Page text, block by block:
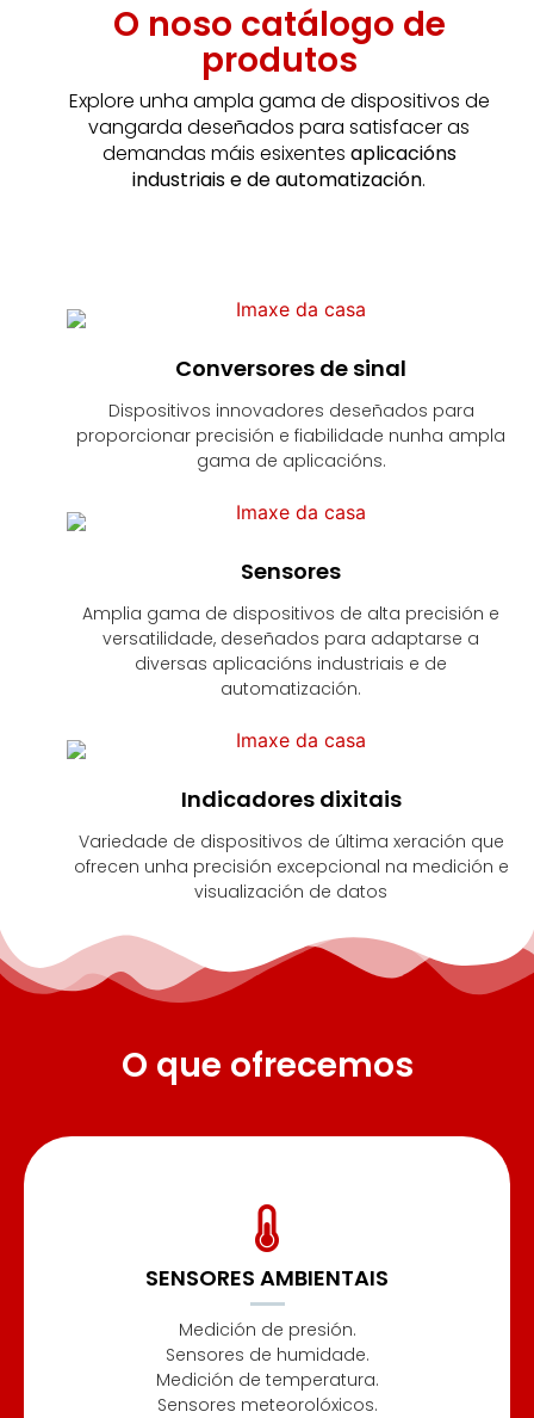
O noso catálogo de
produtos
Explore unha ampla gama de dispositivos de
vangarda deseñados para satisfacer as
demandas máis esixentes aplicacións
industriais e de automatización.
Conversores de sinal
Dispositivos innovadores deseñados para
proporcionar precisión e fiabilidade nunha ampla
gama de aplicacións.
Sensores
Amplia gama de dispositivos de alta precisión e
versatilidade, deseñados para adaptarse a
diversas aplicacións industriais e de
automatización.
Indicadores dixitais
Variedade de dispositivos de última xeración que
ofrecen unha precisión excepcional na medición e
visualización de datos
O que ofrecemos
SENSORES AMBIENTAIS
Medición de presión.
Sensores de humidade.
Medición de temperatura.
Sensores meteorolóxicos.